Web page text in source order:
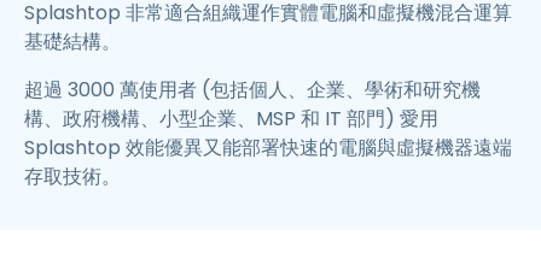
Splashtop 非常適合組織運作實體電腦和虛擬機混合運算
基礎結構。
超過 3000 萬使用者 (包括個人、企業、學術和研究機
構、政府機構、小型企業、MSP 和 IT 部門) 愛用
Splashtop 效能優異又能部署快速的電腦與虛擬機器遠端
存取技術。